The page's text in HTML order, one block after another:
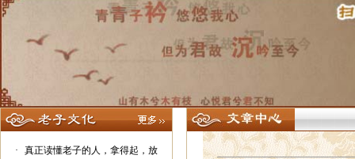
·
真正读懂老子的人，拿得起，放